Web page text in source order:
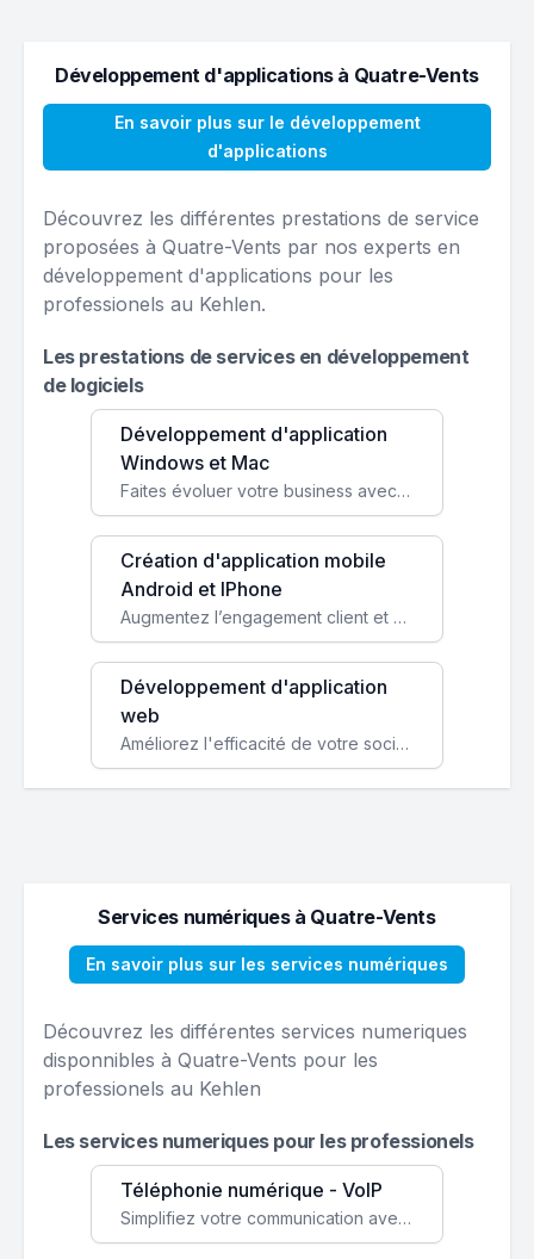
Développement d'applications à Quatre-Vents
En savoir plus sur le développement
d'applications
Découvrez les différentes prestations de service
proposées à Quatre-Vents par nos experts en
développement d'applications pour les
professionels au Kehlen.
Les prestations de services en développement
de logiciels
Développement d'application
Windows et Mac
Faites évoluer votre business avec des solutions logicielles personnalisées, parfaitement adaptées à vos besoins spécifiques.
Création d'application mobile
Android et IPhone
Augmentez l’engagement client et simplifiez vos processus avec une application mobile sur mesure, disponible sur iOS et Android.
Développement d'application
web
Améliorez l'efficacité de votre société avec une application web personnalisée accessible partout et tout le temps.
Services numériques à Quatre-Vents
En savoir plus sur les services numériques
Découvrez les différentes services numeriques
disponnibles à Quatre-Vents pour les
professionels au Kehlen
Les services numeriques pour les professionels
Téléphonie numérique - VoIP
Simplifiez votre communication avec une solution VoIP flexible, économique et adaptée à vos besoins professionnels.